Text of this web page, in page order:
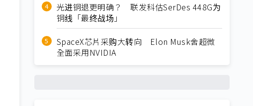
光进铜退更明确？ 联发科估SerDes 448G为
铜线「最终战场」
SpaceX芯片采购大转向 Elon Musk舍超微
全面采用NVIDIA